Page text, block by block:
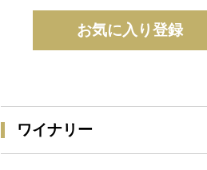
お気に入り登録
ワイナリー